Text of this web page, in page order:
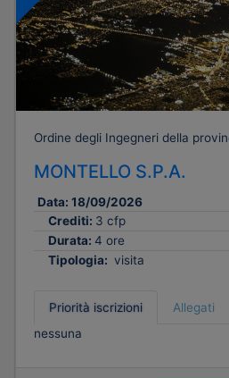
Ordine degli Ingegneri della
MONTELLO S.P.A.
Data: 18/09/2026
Crediti: 3 cfp
Durata: 4 ore
Tipologia: visita
Priorità iscrizioni Allegati
nessuna